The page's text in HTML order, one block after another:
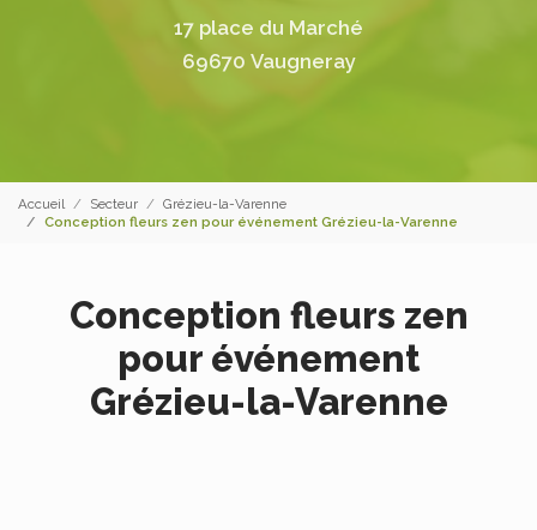
17 place du Marché
69670 Vaugneray
Accueil Secteur
Grézieu-la-Varenne
Conception fleurs zen pour événement Grézieu-la-Varenne
Conception fleurs zen
pour événement
Grézieu-la-Varenne